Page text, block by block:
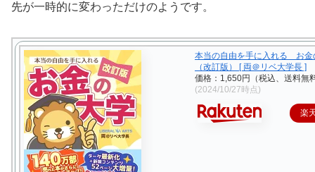
先が一時的に変わっただけのようです。
本当の自由を手に入れる お金
（改訂版） [ 両＠リベ大学長 ]
価格：1,650円（税込、送料無
(2024/10/27時点)
楽